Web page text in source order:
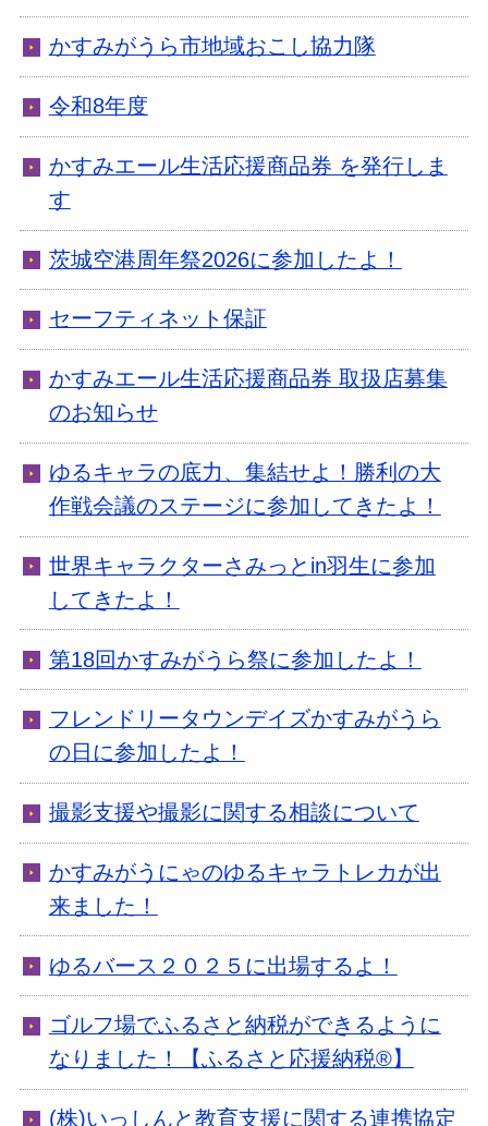
かすみがうら市地域おこし協力隊
令和8年度
かすみエール生活応援商品券 を発行しま
す
茨城空港周年祭2026に参加したよ！
セーフティネット保証
かすみエール生活応援商品券 取扱店募集
のお知らせ
ゆるキャラの底力、集結せよ！勝利の大
作戦会議のステージに参加してきたよ！
世界キャラクターさみっとin羽生に参加
してきたよ！
第18回かすみがうら祭に参加したよ！
フレンドリータウンデイズかすみがうら
の日に参加したよ！
撮影支援や撮影に関する相談について
かすみがうにゃのゆるキャラトレカが出
来ました！
ゆるバース２０２５に出場するよ！
ゴルフ場でふるさと納税ができるように
なりました！【ふるさと応援納税®】
(株)いっしんと教育支援に関する連携協定